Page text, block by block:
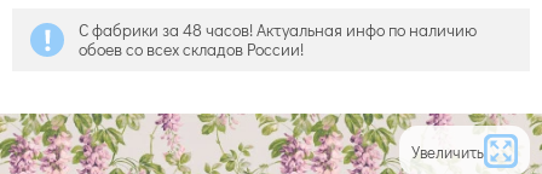
С фабрики за 48 часов! Актуальная инфо по наличию
обоев со всех складов России!
Увеличить